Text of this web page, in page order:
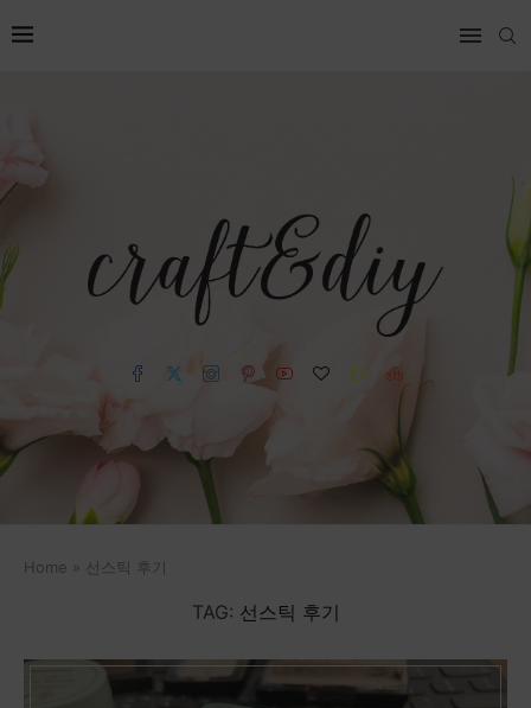
Home » 선스틱 후기
TAG: 선스틱 후기